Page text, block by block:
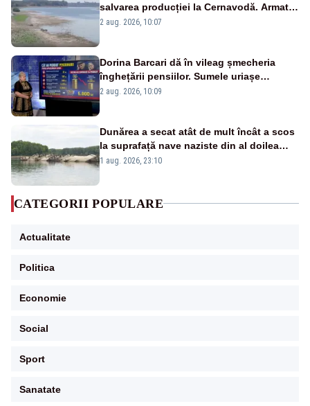
salvarea producției la Cernavodă. Armata
va detona o stâncă și va devia apa
2 aug. 2026, 10:07
Dorina Barcari dă în vileag șmecheria
înghețării pensiilor. Sumele uriașe
pierdute de fiecare român
2 aug. 2026, 10:09
Dunărea a secat atât de mult încât a scos
la suprafață nave naziste din al doilea
război mondial
1 aug. 2026, 23:10
CATEGORII POPULARE
Actualitate
Politica
Economie
Social
Sport
Sanatate